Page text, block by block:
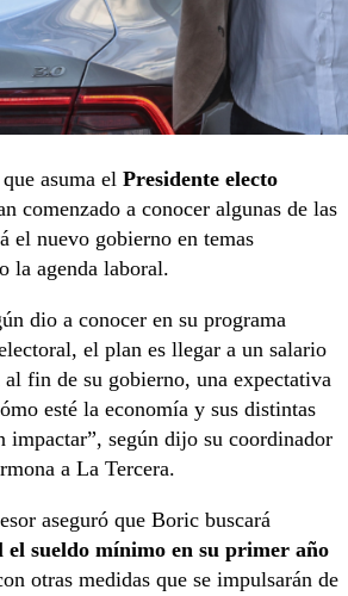
asuma el Presidente electo
comenzado a conocer algunas de las
el nuevo gobierno en temas
la agenda laboral.
dio a conocer en su programa
el plan es llegar a un salario
fin de su gobierno, una expectativa
esté la economía y sus distintas
impactar”, según dijo su coordinador
a La Tercera.
aseguró que Boric buscará
el sueldo mínimo en su primer año
otras medidas que se impulsarán de